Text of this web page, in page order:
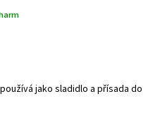
jako sladidlo a přísada do